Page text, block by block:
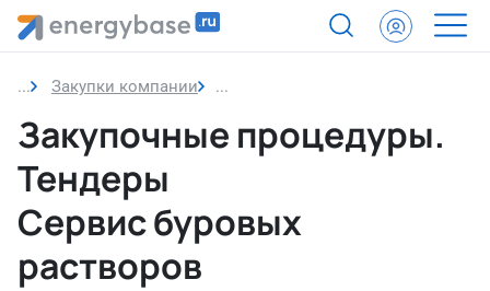
Закупки компании Сервис буровых растворов
Закупочные процедуры.
Тендеры
Сервис буровых
растворов